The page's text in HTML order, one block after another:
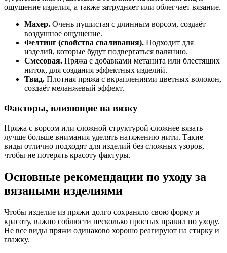
ощущение изделия, а также затрудняет или облегчает вязание.
Махер. Очень пушистая с длинным ворсом, создаёт
воздушное ощущение.
Фелтинг (свойства сваливания). Подходит для
изделий, которые будут подвергаться валянию.
Смесовая. Пряжа с добавками метанита или блестящих
ниток, для создания эффектных изделий.
Твид. Плотная пряжа с вкраплениями цветных волокон,
создаёт меланжевый эффект.
Факторы, влияющие на вязку
Пряжа с ворсом или сложной структурой сложнее вязать —
лучше больше внимания уделять натяжению нити. Такие
виды отлично подходят для изделий без сложных узоров,
чтобы не потерять красоту фактуры.
Основные рекомендации по уходу за
вязаными изделиями
Чтобы изделие из пряжи долго сохраняло свою форму и
красоту, важно соблюсти несколько простых правил по уходу.
Не все виды пряжи одинаково хорошо реагируют на стирку и
глажку.